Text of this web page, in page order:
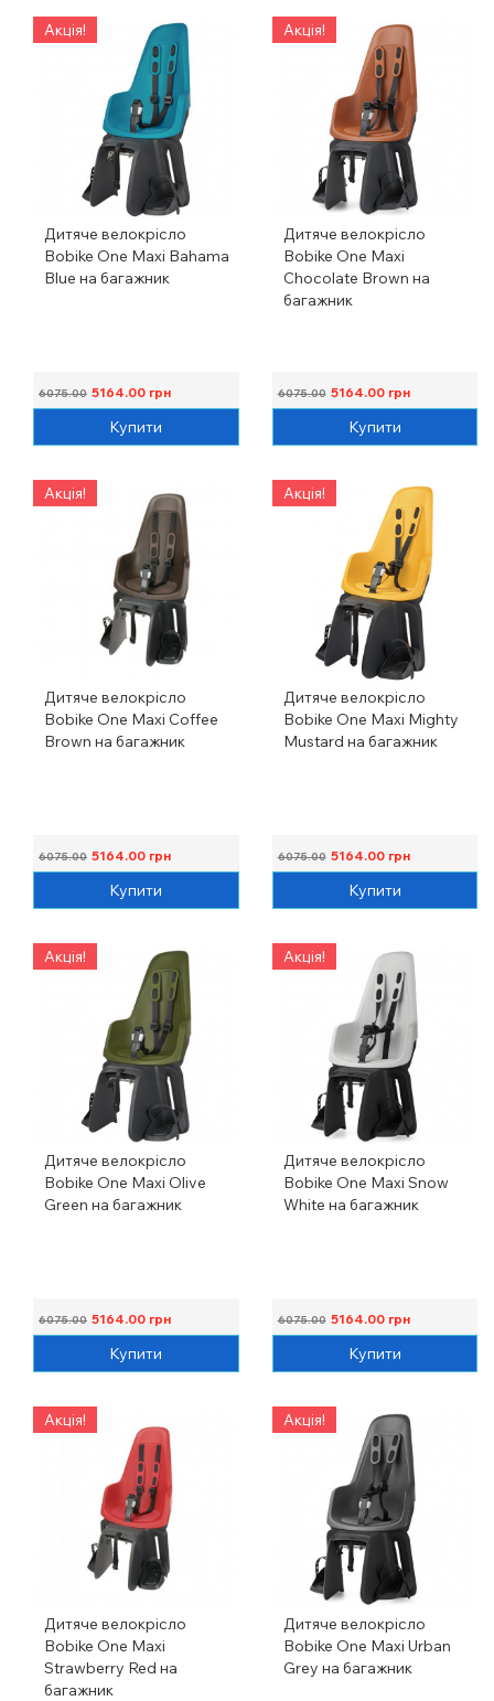
Акція!
Дитяче велокрісло
Bobike One Maxi Bahama
Blue на багажник
6075.00 5164.00 грн
Купити
Акція!
Дитяче велокрісло
Bobike One Maxi
Chocolate Brown на
багажник
6075.00 5164.00грн
Купити
Акція!
Дитяче велокрісло
Bobike One Maxi Coffee
Brown на багажник
6075.00 5164.00 грн
Купити
Акція!
Дитяче велокрісло
Bobike One Maxi Mighty
Mustard на багажник
6075.00 5164.00грн
Купити
Акція!
Дитяче велокрісло
Bobike One Maxi Olive
Green на багажник
6075.00 5164.00 грн
Купити
Акція!
Дитяче велокрісло
Bobike One Maxi Snow
White на багажник
6075.00 5164.00грн
Купити
Акція!
Дитяче велокрісло
Bobike One Maxi
Strawberry Red на
багажник
Акція!
Дитяче велокрісло
Bobike One Maxi Urban
Grey на багажник